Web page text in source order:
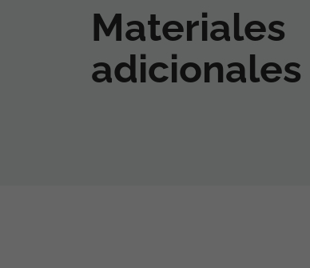
Materiales
adicionales